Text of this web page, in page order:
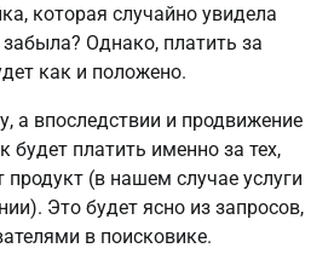
которая случайно увидела
Однако, платить за
как и положено.
а впоследствии и продвижение
будет платить именно за тех,
(в нашем случае услуги
Это будет ясно из запросов,
в поисковике.